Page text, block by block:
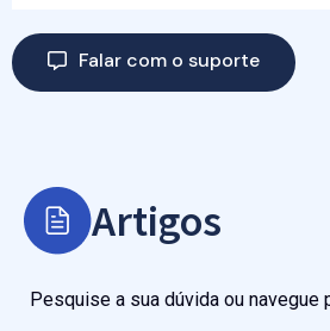
Falar com o suporte
Artigos
Pesquise a sua dúvida ou navegue